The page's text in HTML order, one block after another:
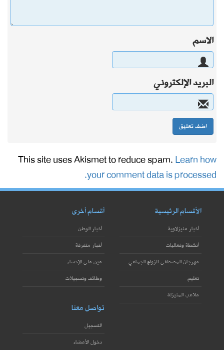
الاسم
البريد الإلكتروني
This site uses Akismet to reduce spam.Learn how
your comment data is processed.
الأقسام الرئيسية
أخبار منيزلاوية
أنشطة وفعاليات
مهرجان المصطفى للزواج الجماعي
تعليم
ملاعب المنيزلة
أقسام أخرى
أخبار الوطن
أخبار متفرقة
عين على الإحساء
وظائف وتسجيلات
تواصل معنا
التسجيل
دخول الأعضاء